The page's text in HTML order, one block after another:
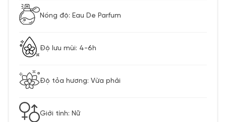
Nồng độ: Eau De Parfum
Độ lưu mùi: 4-6h
Độ tỏa hương: Vừa phải
Giới tính: Nữ